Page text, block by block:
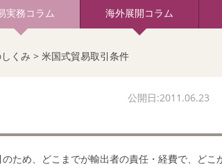
実務コラム 海外展開コラム
くみ > 米国式貿易取引条件
公開日:2011.06.23
ため、どこまでが輸出者の責任・経費で、どこ